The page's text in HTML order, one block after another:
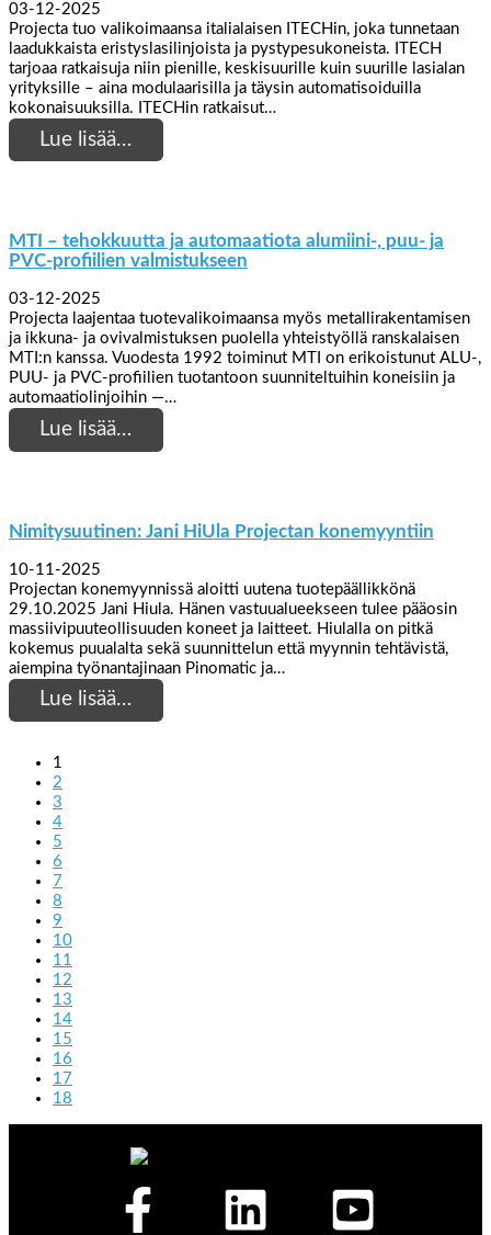
03-12-2025
Projecta tuo valikoimaansa italialaisen ITECHin, joka tunnetaan
laadukkaista eristyslasilinjoista ja pystypesukoneista. ITECH
tarjoaa ratkaisuja niin pienille, keskisuurille kuin suurille lasialan
yrityksille – aina modulaarisilla ja täysin automatisoiduilla
kokonaisuuksilla. ITECHin ratkaisut…
Lue lisää…
MTI – tehokkuutta ja automaatiota alumiini-, puu- ja
PVC-profiilien valmistukseen
03-12-2025
Projecta laajentaa tuotevalikoimaansa myös metallirakentamisen
ja ikkuna- ja ovivalmistuksen puolella yhteistyöllä ranskalaisen
MTI:n kanssa. Vuodesta 1992 toiminut MTI on erikoistunut ALU-,
PUU- ja PVC-profiilien tuotantoon suunniteltuihin koneisiin ja
automaatiolinjoihin —…
Lue lisää…
Nimitysuutinen: Jani HiUla Projectan konemyyntiin
10-11-2025
Projectan konemyynnissä aloitti uutena tuotepäällikkönä
29.10.2025 Jani Hiula. Hänen vastuualueekseen tulee pääosin
massiivipuuteollisuuden koneet ja laitteet. Hiulalla on pitkä
kokemus puualalta sekä suunnittelun että myynnin tehtävistä,
aiempina työnantajinaan Pinomatic ja…
Lue lisää…
1
2
3
4
5
6
7
8
9
10
11
12
13
14
15
16
17
18